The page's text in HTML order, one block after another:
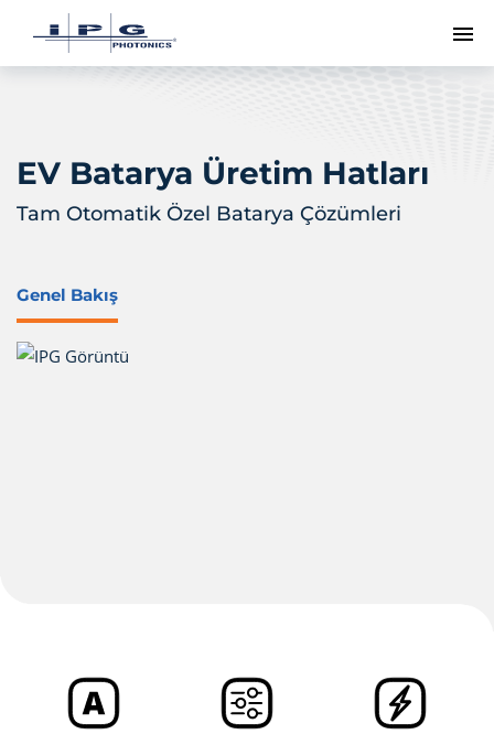
EV Batarya Üretim Hatları
Tam Otomatik Özel Batarya Çözümleri
Genel Bakış